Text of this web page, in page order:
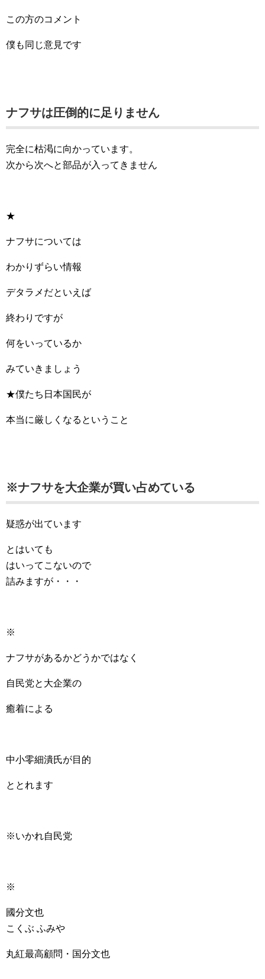
この方のコメント
僕も同じ意見です
ナフサは圧倒的に足りません
完全に枯渇に向かっています。
次から次へと部品が入ってきません
★
ナフサについては
わかりずらい情報
デタラメだといえば
終わりですが
何をいっているか
みていきましょう
★僕たち日本国民が
本当に厳しくなるということ
※ナフサを大企業が買い占めている
疑惑が出ています
とはいても
はいってこないので
詰みますが・・・
※
ナフサがあるかどうかではなく
自民党と大企業の
癒着による
中小零細潰氏が目的
ととれます
※いかれ自民党
※
國分文也
こくぶ ふみや
丸紅最高顧問・国分文也